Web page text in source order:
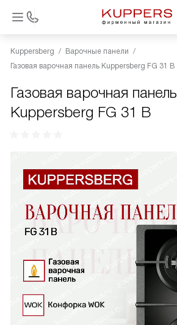
Kuppersberg
Варочные панели
Газовая варочная панель Kuppersberg FG 31 B
Газовая варочная панель
Kuppersberg FG 31 B